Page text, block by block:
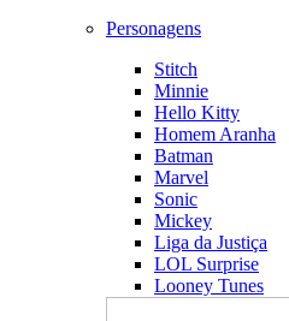
Personagens
Stitch
Minnie
Hello Kitty
Homem Aranha
Batman
Marvel
Sonic
Mickey
Liga da Justiça
LOL Surprise
Looney Tunes